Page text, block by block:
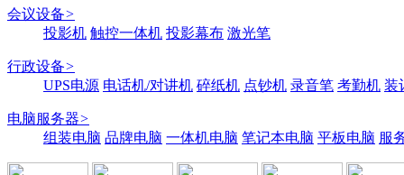
会议设备>
投影机 触控一体机 投影幕布 激光笔
行政设备>
UPS电源 电话机/对讲机 碎纸机 点钞机 录音笔 考勤机 装
电脑服务器>
组装电脑 品牌电脑 一体机电脑 笔记本电脑 平板电脑 服